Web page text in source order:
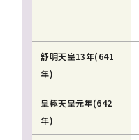
舒明天皇13年(641
年)
皇極天皇元年(642
年)